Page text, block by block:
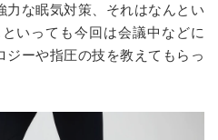
力な眠気対策、それはなんとい
いっても今回は会議中などに
ジーや指圧の技を教えてもらっ